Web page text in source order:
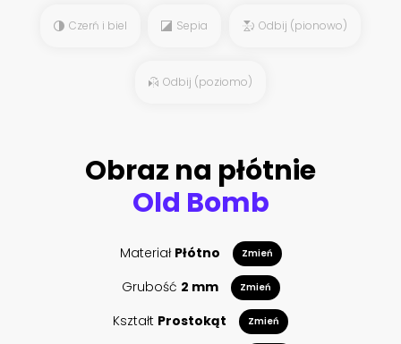
Czerń i biel Sepia Odbij (pionowo)
Odbij (poziomo)
Obraz na płótnie
Old Bomb
Materiał Płótno Zmień
Grubość 2 mm Zmień
Kształt Prostokąt Zmień